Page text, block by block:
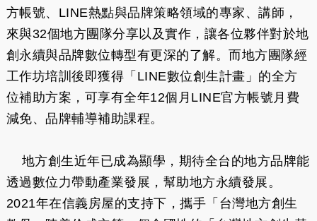
方帳號、LINE熱點與品牌策略領域的專家、講師，
來與32個地方團隊分享以及實作，讓各位夥伴對於地
創永續與品牌數位轉型有更深的了解。而地方團隊經
工作坊培訓後即獲得「LINE數位創生計畫」的全方
位補助方案，可享有全年12個月LINE官方帳號月費
減免、品牌輔導補助課程。
地方創生近年已成為顯學，期待全台的地方品牌能
透過數位力帶動產業發展，幫助地方永續發展。
2021年在信義房屋的支持下，攜手「台灣地方創生